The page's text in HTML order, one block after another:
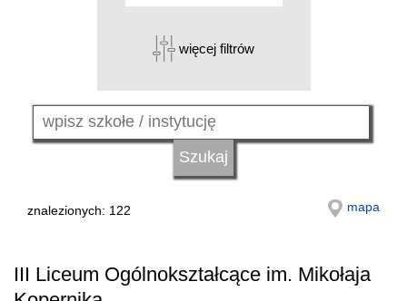
więcej filtrów
znalezionych: 122 mapa
III Liceum Ogólnokształcące im. Mikołaja